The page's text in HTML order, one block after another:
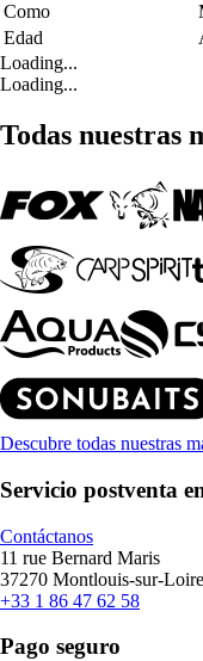
Como
Edad
Loading...
Loading...
Todas nuestras
Descubre todas nuestras
Servicio postventa
Contáctanos
11 rue Bernard Maris
37270 Montlouis-sur-
+33 1 86 47 62 58
Pago seguro